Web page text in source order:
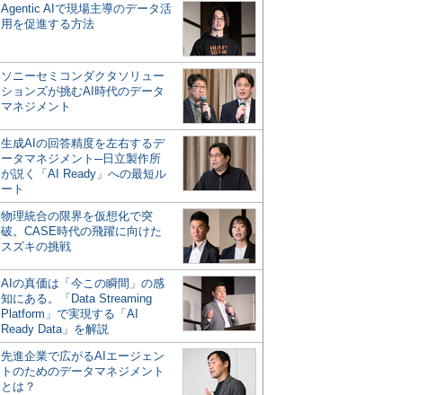
Agentic AIで現場主導のデータ活
用を促進する方法
ソニーセミコンダクタソリュー
ションズが挑むAI時代のデータ
マネジメント
生成AIの回答精度を左右するデ
ータマネジメント─日立製作所
が説く「AI Ready」への最短ル
ート
物理統合の限界を仮想化で突
破。CASE時代の飛躍に向けた
スズキの挑戦
AIの真価は「今この瞬間」の感
知にある。「Data Streaming
Platform」で実現する「AI
Ready Data」を解説
先進企業で広がるAIエージェン
トのためのデータマネジメント
とは？